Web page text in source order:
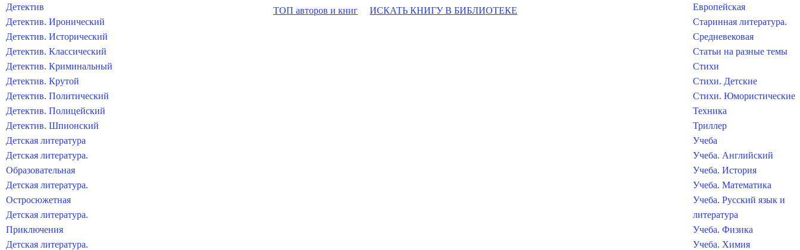
ТОП авторов и книг ИСКАТЬ КНИГУ В БИБЛИОТЕКЕ
Детектив
Детектив. Иронический
Детектив. Исторический
Детектив. Классический
Детектив. Криминальный
Детектив. Крутой
Детектив. Политический
Детектив. Полицейский
Детектив. Шпионский
Детская литература
Детская литература.
Образовательная
Детская литература.
Остросюжетная
Детская литература.
Приключения
Детская литература.
Европейская
Старинная литература.
Средневековая
Статьи на разные темы
Стихи
Стихи. Детские
Стихи. Юмористические
Техника
Триллер
Учеба
Учеба. Английский
Учеба. История
Учеба. Математика
Учеба. Русский язык и
литература
Учеба. Физика
Учеба. Химия